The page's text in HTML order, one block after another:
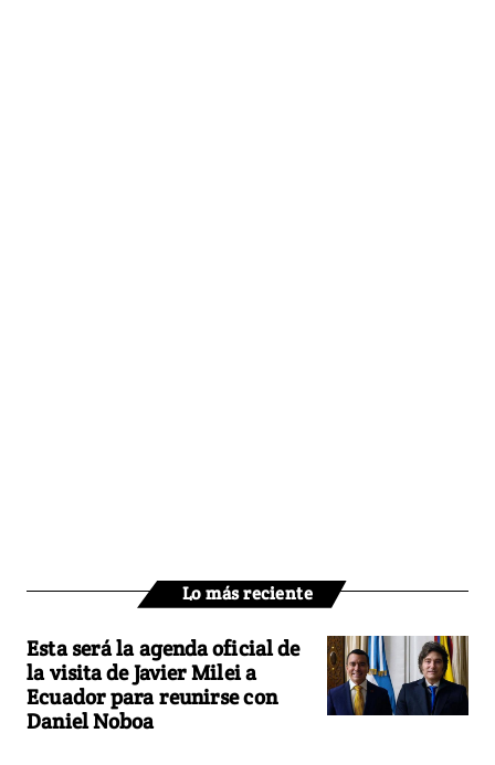
Lo más reciente
Esta será la agenda oficial de
la visita de Javier Milei a
Ecuador para reunirse con
Daniel Noboa